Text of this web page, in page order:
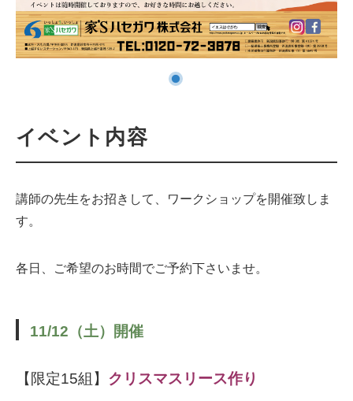
イベント内容
講師の先生をお招きして、ワークショップを開催致しま
す。
各日、ご希望のお時間でご予約下さいませ。
11/12（土） 開催
【限定15組】 クリスマスリース作り